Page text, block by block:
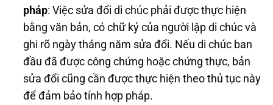
pháp: Việc sửa đổi di chúc phải được thực hiện
bằng văn bản, có chữ ký của người lập di chúc và
ghi rõ ngày tháng năm sửa đổi. Nếu di chúc ban
đầu đã được công chứng hoặc chứng thực, bản
sửa đổi cũng cần được thực hiện theo thủ tục này
để đảm bảo tính hợp pháp.